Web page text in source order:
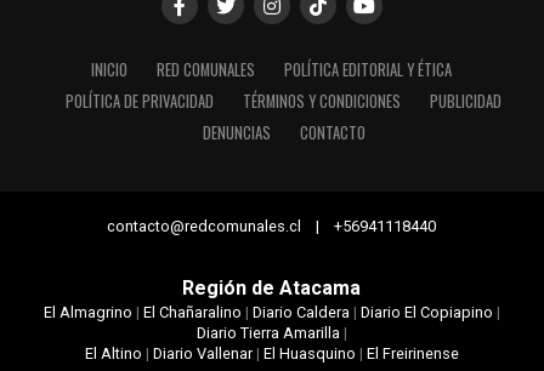
INICIO RED COMUNALES
POLÍTICA EDITORIAL Y ÉTICA
POLÍTICA DE PRIVACIDAD
TÉRMINOS Y CONDICIONES
PUBLICIDAD
DENUNCIAS
CONTACTO
contacto@redcomunales.cl | +56941118440
Región de Atacama
El Almagrino | El Chañaralino | Diario Caldera| Diario El Copiapino |
Diario Tierra Amarilla|
El Altino | Diario Vallenar| El Huasquino | El Freirinense